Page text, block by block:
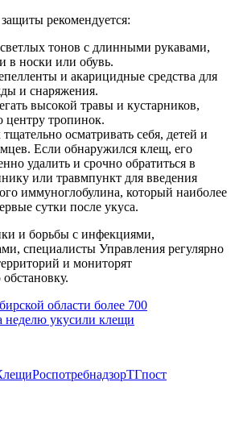
рекомендуется:
тонов с длинными рукавами,
в носки или обувь.
и акарицидные средства для
и снаряжения.
высокой травы и кустарников,
центру тропинок.
осматривать себя, детей и
Если обнаружился клещ, его
удалить и срочно обратиться в
или травмпункт для введения
иммуноглобулина, который наиболее
сутки после укуса.
и борьбы с инфекциями,
специалисты Управления регулярно
и мониторят
области более 700
неделю укусили клещи
РоспотребнадзорТГпост